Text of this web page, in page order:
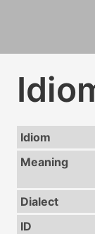
Idiom
Meaning
Dialect
ID